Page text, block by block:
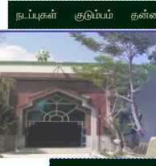
நடப்புகள் குடும்பம்